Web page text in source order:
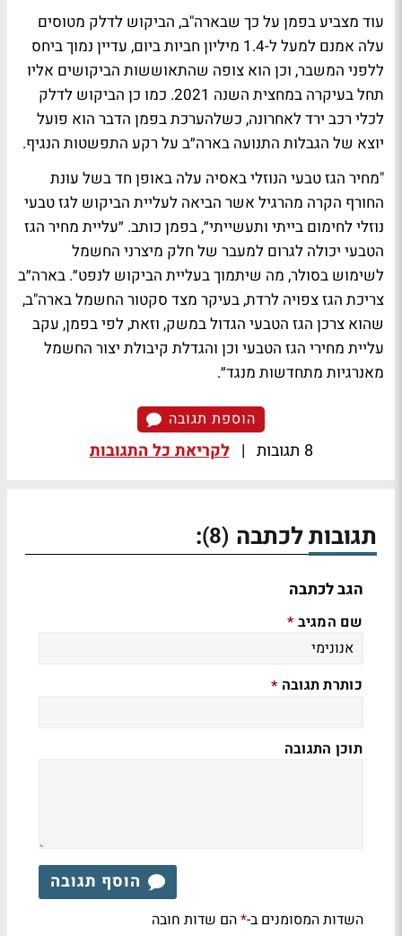
עוד מצביע בפמן על כך שבארה"ב, הביקוש לדלק מטוסים
עלה אמנם למעל ל-1.4 מיליון חביות ביום, עדיין נמוך ביחס
ללפני המשבר, וכן הוא צופה שהתאוששות הביקושים אליו
תחל בעיקרה במחצית השנה 2021. כמו כן הביקוש לדלק
לכלי רכב ירד לאחרונה, כשלהערכת בפמן הדבר הוא פועל
יוצא של הגבלות התנועה בארה״ב על רקע התפשטות הנגיף.
"מחיר הגז טבעי הנוזלי באסיה עלה באופן חד בשל עונת
החורף הקרה מהרגיל אשר הביאה לעליית הביקוש לגז טבעי
נוזלי לחימום בייתי ותעשייתי״, בפמן כותב. ״עליית מחיר הגז
הטבעי יכולה לגרום למעבר של חלק מיצרני החשמל
לשימוש בסולר, מה שיתמוך בעליית הביקוש לנפט״. בארה״ב
צריכת הגז צפויה לרדת, בעיקר מצד סקטור החשמל בארה"ב,
שהוא צרכן הגז הטבעי הגדול במשק, וזאת, לפי בפמן, עקב
עליית מחירי הגז הטבעי וכן והגדלת קיבולת יצור החשמל
מאנרגיות מתחדשות מנגד״.
הוספת תגובה
8 תגובות | לקריאת כל התגובות
תגובות לכתבה (8)
:
הגב לכתבה
שם המגיב *
כותרת תגובה *
תוכן התגובה
הוסף תגובה
השדות המסומנים ב-*הם שדות חובה